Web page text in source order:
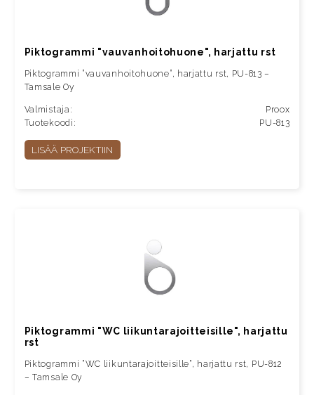
Piktogrammi "vauvanhoitohuone", harjattu rst
Piktogrammi ”vauvanhoitohuone”, harjattu rst, PU-813 –
Tamsale Oy
Valmistaja:
Proox
Tuotekoodi:
PU-813
LISÄÄ PROJEKTIIN
Piktogrammi "WC liikuntarajoitteisille", harjattu
rst
Piktogrammi ”WC liikuntarajoitteisille”, harjattu rst, PU-812
– Tamsale Oy